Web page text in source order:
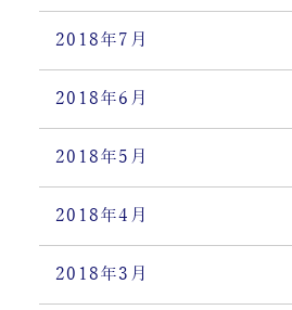
2018年7月
2018年6月
2018年5月
2018年4月
2018年3月